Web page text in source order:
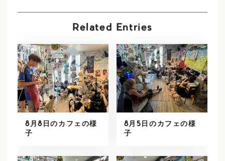
Related Entries
8月8日のカフェの様
子
8月5日のカフェの様
子